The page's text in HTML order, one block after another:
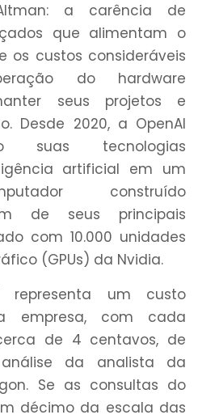
a carência de
que alimentam o
os custos consideráveis
do hardware
seus projetos e
Desde 2020, a OpenAI
suas tecnologias
artificial em um
construído
de seus principais
com 10.000 unidades
(GPUs) da Nvidia.
representa um custo
empresa, com cada
de 4 centavos, de
da analista da
Se as consultas do
décimo da escala das